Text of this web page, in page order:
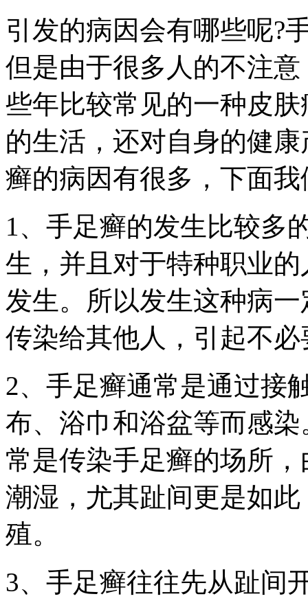
引发的病因会有哪些呢?
但是由于很多人的不注
些年比较常见的一种皮
的生活，还对自身的健
癣的病因有很多，下面
1、手足癣的发生比较多
生，并且对于特种职业
发生。所以发生这种病
传染给其他人，引起不
2、手足癣通常是通过接
布、浴巾和浴盆等而感
常是传染手足癣的场所
潮湿，尤其趾间更是如
殖。
3、手足癣往往先从趾间